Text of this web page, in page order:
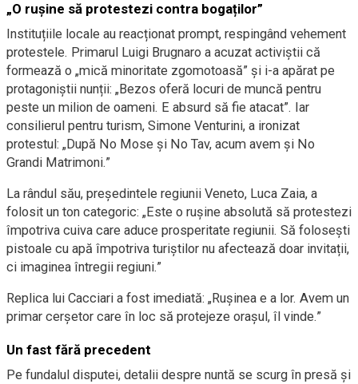
„O rușine să protestezi contra bogaților”
Instituțiile locale au reacționat prompt, respingând vehement
protestele. Primarul Luigi Brugnaro a acuzat activiștii că
formează o „mică minoritate zgomotoasă” și i-a apărat pe
protagoniștii nunții: „Bezos oferă locuri de muncă pentru
peste un milion de oameni. E absurd să fie atacat”. Iar
consilierul pentru turism, Simone Venturini, a ironizat
protestul: „După No Mose și No Tav, acum avem și No
Grandi Matrimoni.”
La rândul său, președintele regiunii Veneto, Luca Zaia, a
folosit un ton categoric: „Este o rușine absolută să protestezi
împotriva cuiva care aduce prosperitate regiunii. Să folosești
pistoale cu apă împotriva turiștilor nu afectează doar invitații,
ci imaginea întregii regiuni.”
Replica lui Cacciari a fost imediată: „Rușinea e a lor. Avem un
primar cerșetor care în loc să protejeze orașul, îl vinde.”
Un fast fără precedent
Pe fundalul disputei, detalii despre nuntă se scurg în presă și